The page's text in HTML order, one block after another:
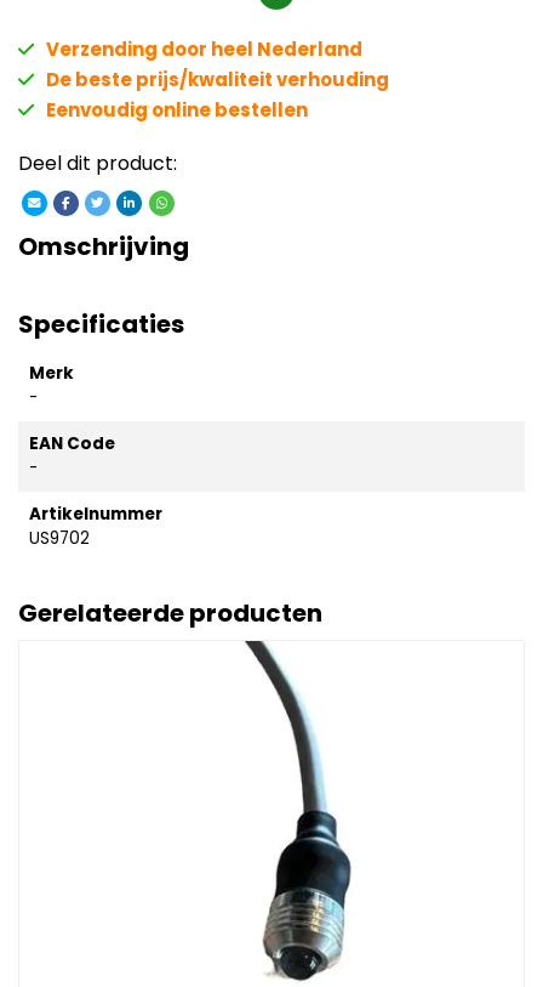
Verzending door heel Nederland
De beste prijs/kwaliteit verhouding
Eenvoudig online bestellen
Deel dit product:
Omschrijving
Specificaties
Merk
-
EAN Code
-
Artikelnummer
US9702
Gerelateerde producten